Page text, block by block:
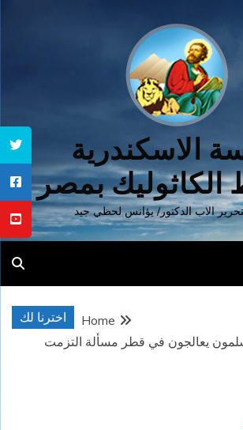
الاسكندرية
الكاثوليك بمصر
الاب الدكتور/ يؤانس لحظي جيد
اخترنا لك
Home
يعالجون في قطر مسألة التزمت